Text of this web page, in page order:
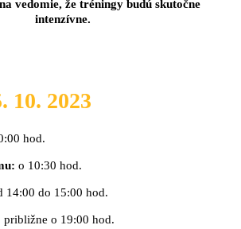
vedomie, že tréningy budú skutočne
intenzívne.
10. 2023
hod.
o 10:30 hod.
14:00 do 15:00 hod.
približne o 19:00 hod.